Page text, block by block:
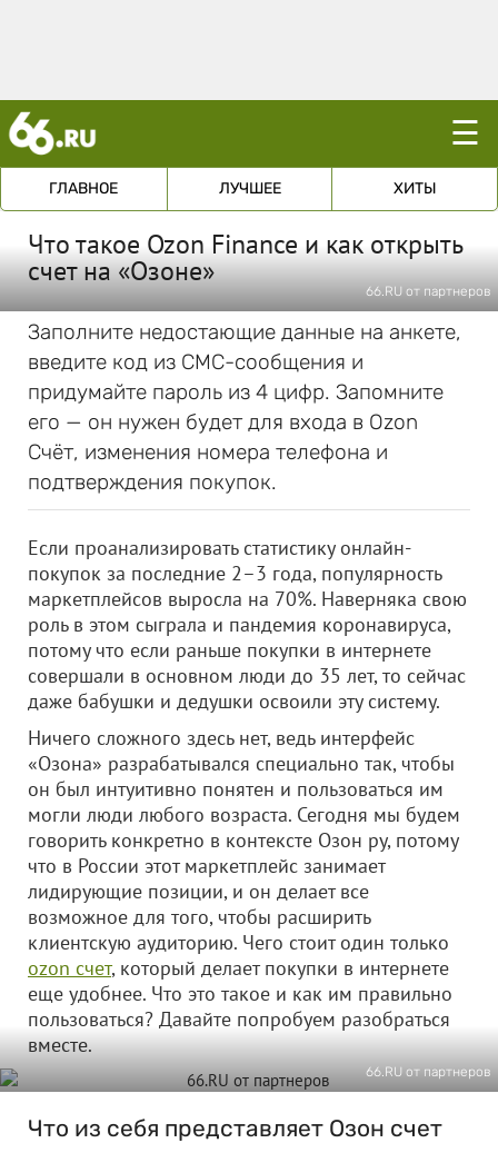
☰
ГЛАВНОЕ ЛУЧШЕЕ ХИТЫ
Что такое Ozon Finance и как открыть
счет на «Озоне»
66.RU от партнеров
Заполните недостающие данные на анкете,
введите код из СМС-сообщения и
придумайте пароль из 4 цифр. Запомните
его — он нужен будет для входа в Ozon
Счёт, изменения номера телефона и
подтверждения покупок.
Если проанализировать статистику онлайн-
покупок за последние 2–3 года, популярность
маркетплейсов выросла на 70%. Наверняка свою
роль в этом сыграла и пандемия коронавируса,
потому что если раньше покупки в интернете
совершали в основном люди до 35 лет, то сейчас
даже бабушки и дедушки освоили эту систему.
Ничего сложного здесь нет, ведь интерфейс
«Озона» разрабатывался специально так, чтобы
он был интуитивно понятен и пользоваться им
могли люди любого возраста. Сегодня мы будем
говорить конкретно в контексте Озон ру, потому
что в России этот маркетплейс занимает
лидирующие позиции, и он делает все
возможное для того, чтобы расширить
клиентскую аудиторию. Чего стоит один только
ozon счет, который делает покупки в интернете
еще удобнее. Что это такое и как им правильно
пользоваться? Давайте попробуем разобраться
вместе.
66.RU от партнеров
Что из себя представляет Озон счет